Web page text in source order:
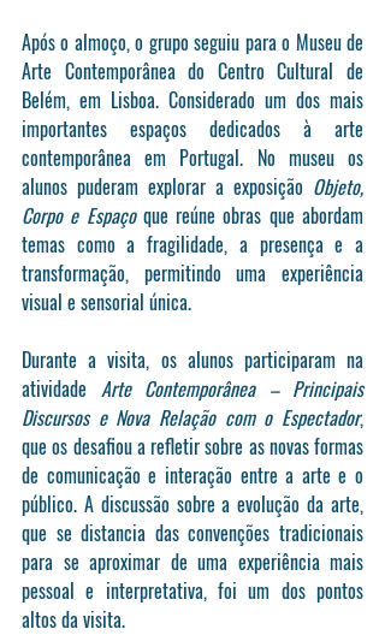
Após o almoço, o grupo seguiu para o Museu de
Arte Contemporânea do Centro Cultural de
Belém, em Lisboa. Considerado um dos mais
importantes espaços dedicados à arte
contemporânea em Portugal. No museu os
alunos puderam explorar a exposição Objeto,
Corpo e Espaço que reúne obras que abordam
temas como a fragilidade, a presença e a
transformação, permitindo uma experiência
visual e sensorial única.
Durante a visita, os alunos participaram na
atividade Arte Contemporânea – Principais
Discursos e Nova Relação com o Espectador,
que os desafiou a refletir sobre as novas formas
de comunicação e interação entre a arte e o
público. A discussão sobre a evolução da arte,
que se distancia das convenções tradicionais
para se aproximar de uma experiência mais
pessoal e interpretativa, foi um dos pontos
altos da visita.